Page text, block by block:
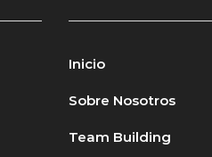
Inicio
Sobre Nosotros
Team Building